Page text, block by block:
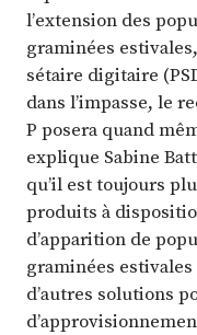
l’extension des
graminées
sétaire digitaire
dans l’impasse, le
P posera quand
explique Sabine
qu’il est toujours
produits à
d’apparition de
graminées
d’autres solutions